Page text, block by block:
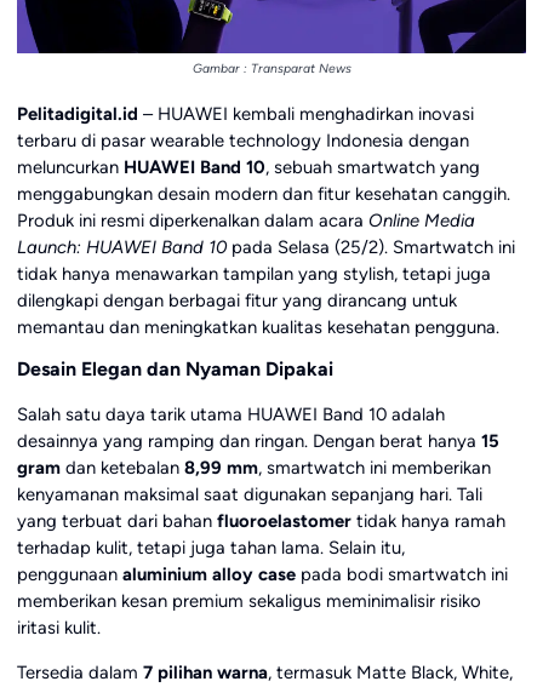
Gambar : Transparat News
Pelitadigital.id – HUAWEI kembali menghadirkan inovasi
terbaru di pasar wearable technology Indonesia dengan
meluncurkan HUAWEI Band 10, sebuah smartwatch yang
menggabungkan desain modern dan fitur kesehatan canggih.
Produk ini resmi diperkenalkan dalam acara Online Media
Launch: HUAWEI Band 10pada Selasa (25/2). Smartwatch ini
tidak hanya menawarkan tampilan yang stylish, tetapi juga
dilengkapi dengan berbagai fitur yang dirancang untuk
memantau dan meningkatkan kualitas kesehatan pengguna.
Desain Elegan dan Nyaman Dipakai
Salah satu daya tarik utama HUAWEI Band 10 adalah
desainnya yang ramping dan ringan. Dengan berat hanya 15
gramdan ketebalan 8,99 mm, smartwatch ini memberikan
kenyamanan maksimal saat digunakan sepanjang hari. Tali
yang terbuat dari bahan fluoroelastomertidak hanya ramah
terhadap kulit, tetapi juga tahan lama. Selain itu,
penggunaan aluminium alloy casepada bodi smartwatch ini
memberikan kesan premium sekaligus meminimalisir risiko
iritasi kulit.
Tersedia dalam 7 pilihan warna, termasuk Matte Black, White,